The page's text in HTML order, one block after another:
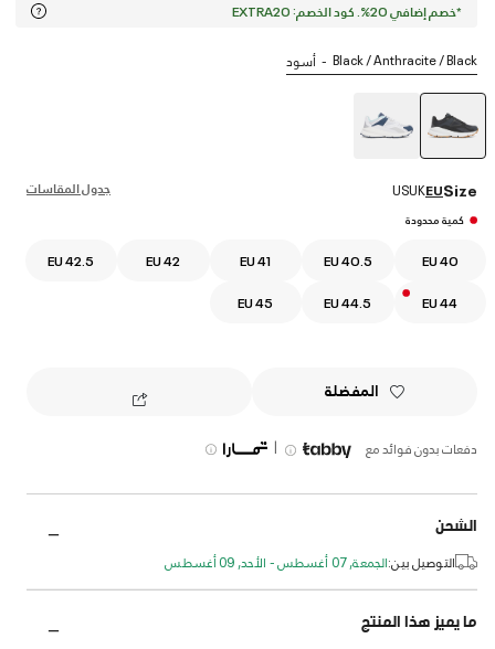
*خصم إضافي 20%. كود الخصم: EXTRA20
Black / Anthracite / Black أسود
جدول المقاسات Size
EU
UK
US
كمية محدودة
EU 40
EU 40.5
EU 41
EU 42
EU 42.5
EU 44
EU 44.5
EU 45
المفضلة
دفعات بدون فوائد مع |
الشحن
التوصيل بين:الجمعة, 07 أغسطس - الأحد, 09 أغسطس
ما يميز هذا المنتج